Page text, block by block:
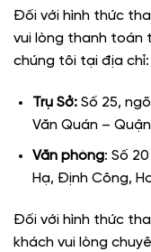
Đối với hình thức
vui lòng thanh toán
chúng tôi tại địa chỉ:
Trụ Sở:Số 25,
Văn Quán –
Văn phòng: Số
Hạ, Định Công,
Đối với hình thức
khách vui lòng